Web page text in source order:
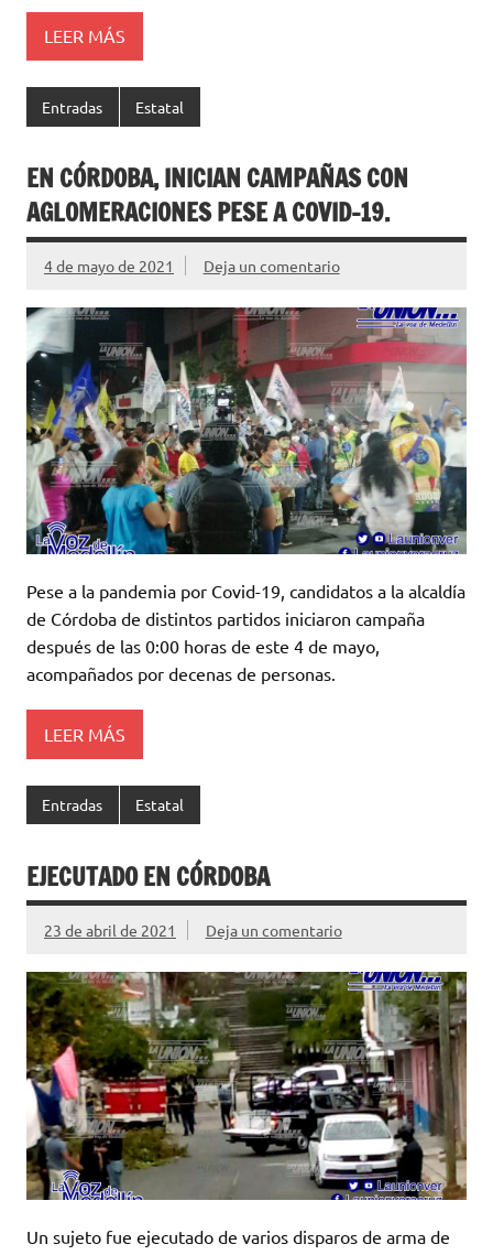
LEER MÁS
Entradas Estatal
EN CÓRDOBA, INICIAN CAMPAÑAS CON
AGLOMERACIONES PESE A COVID-19.
4 de mayo de 2021 Deja un comentario
Pese a la pandemia por Covid-19, candidatos a la alcaldía
de Córdoba de distintos partidos iniciaron campaña
después de las 0:00 horas de este 4 de mayo,
acompañados por decenas de personas.
LEER MÁS
Entradas Estatal
EJECUTADO EN CÓRDOBA
23 de abril de 2021 Deja un comentario
Un sujeto fue ejecutado de varios disparos de arma de